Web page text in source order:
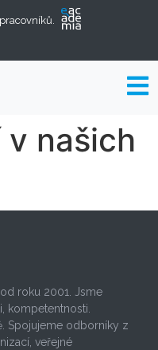
našich
od roku 2001. Jsme
kompetentnosti.
Spojujeme odborníky z
veřejné